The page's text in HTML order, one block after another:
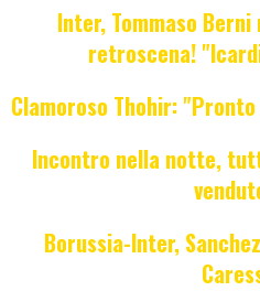
Inter, Tommaso
retroscena!
Clamoroso Thohir:
Incontro nella notte,
Borussia-Inter,